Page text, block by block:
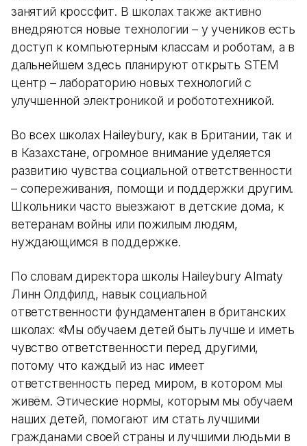
занятий кроссфит. В школах также активно
внедряются новые технологии – у учеников есть
доступ к компьютерным классам и роботам, а в
дальнейшем здесь планируют открыть STEM
центр – лабораторию новых технологий с
улучшенной электроникой и робототехникой.
Во всех школах Haileybury, как в Британии, так и
в Казахстане, огромное внимание уделяется
развитию чувства социальной ответственности
– сопереживания, помощи и поддержки другим.
Школьники часто выезжают в детские дома, к
ветеранам войны или пожилым людям,
нуждающимся в поддержке.
По словам директора школы Haileybury Almaty
Линн Олдфилд, навык социальной
ответственности фундаментален в британских
школах: «Мы обучаем детей быть лучше и иметь
чувство ответственности перед другими,
потому что каждый из нас имеет
ответственность перед миром, в котором мы
живём. Этические нормы, которым мы обучаем
наших детей, помогают им стать лучшими
гражданами своей страны и лучшими людьми в